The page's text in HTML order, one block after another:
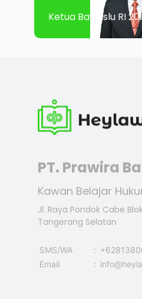
Ketua Bawaslu RI
PT. Prawira
Kawan Belajar
Jl. Raya Pondok Cabe
Tangerang Selatan
SMS/WA :
Email
: